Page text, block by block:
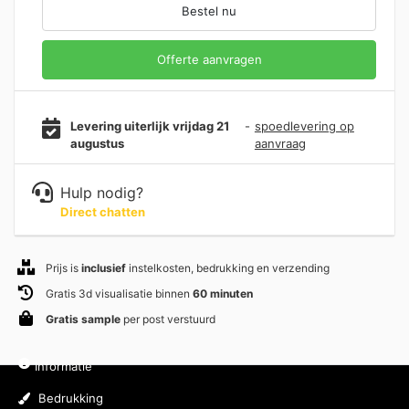
Bestel nu
Offerte aanvragen
Levering uiterlijk vrijdag 21
augustus
- spoedlevering op
aanvraag
Hulp nodig?
Direct chatten
Prijs is inclusief instelkosten, bedrukking en verzending
Gratis 3d visualisatie binnen 60 minuten
Gratis sample per post verstuurd
Informatie
Bedrukking